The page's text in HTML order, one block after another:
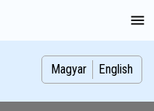
Magyar English